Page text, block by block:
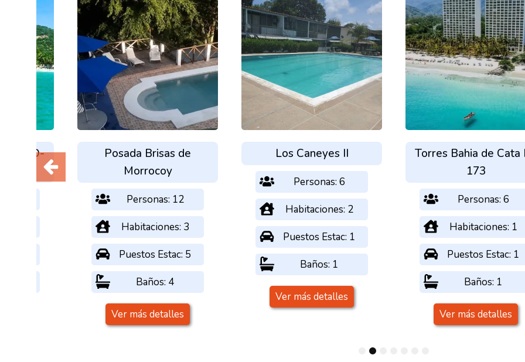
Cata D-
Posada Brisas de
Morrocoy
Personas: 12
Habitaciones: 3
Puestos Estac: 5
Baños: 4
Ver más detalles
Los Caneyes II
Personas: 6
Habitaciones: 2
Puestos Estac: 1
Baños: 1
Ver más detalles
Torres Bahia de Cata
173
Personas: 6
Habitaciones: 1
Puestos Estac: 1
Baños: 1
Ver más detalles
5